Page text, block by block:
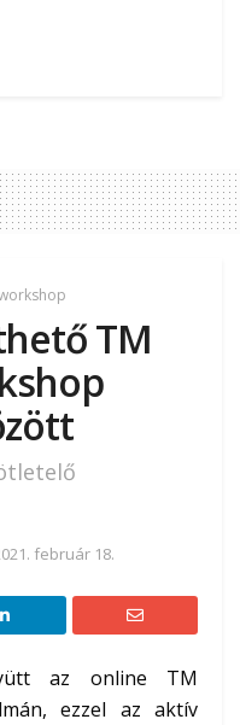
TM
február 18.
az online TM
ezzel az aktív